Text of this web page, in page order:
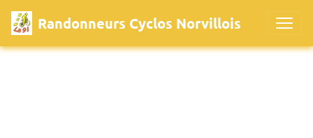
Randonneurs Cyclos Norvillois